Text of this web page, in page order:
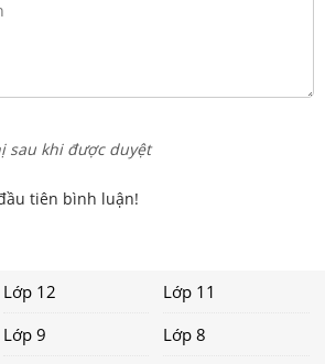
sau khi được duyệt
tiên bình luận!
Lớp 12
Lớp 11
Lớp 9
Lớp 8